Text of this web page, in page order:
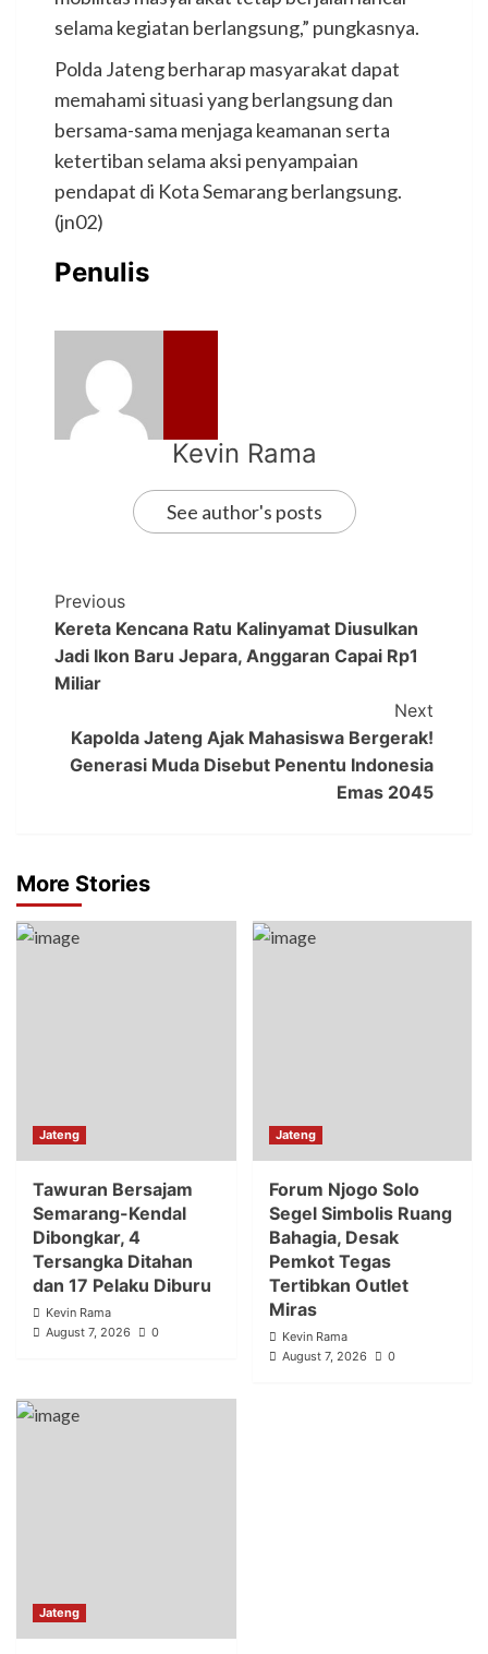
selama kegiatan berlangsung,” pungkasnya.
Polda Jateng berharap masyarakat dapat
memahami situasi yang berlangsung dan
bersama-sama menjaga keamanan serta
ketertiban selama aksi penyampaian
pendapat di Kota Semarang berlangsung.
(jn02)
Penulis
Kevin Rama
See author's posts
Previous
Kereta Kencana Ratu Kalinyamat Diusulkan
Jadi Ikon Baru Jepara, Anggaran Capai Rp1
Miliar
Next
Kapolda Jateng Ajak Mahasiswa Bergerak!
Generasi Muda Disebut Penentu Indonesia
Emas 2045
More Stories
Jateng
Tawuran Bersajam
Semarang-Kendal
Dibongkar, 4
Tersangka Ditahan
dan 17 Pelaku Diburu
Kevin Rama
August 7, 2026
0
Jateng
Forum Njogo Solo
Segel Simbolis Ruang
Bahagia, Desak
Pemkot Tegas
Tertibkan Outlet
Miras
Kevin Rama
August 7, 2026
0
Jateng